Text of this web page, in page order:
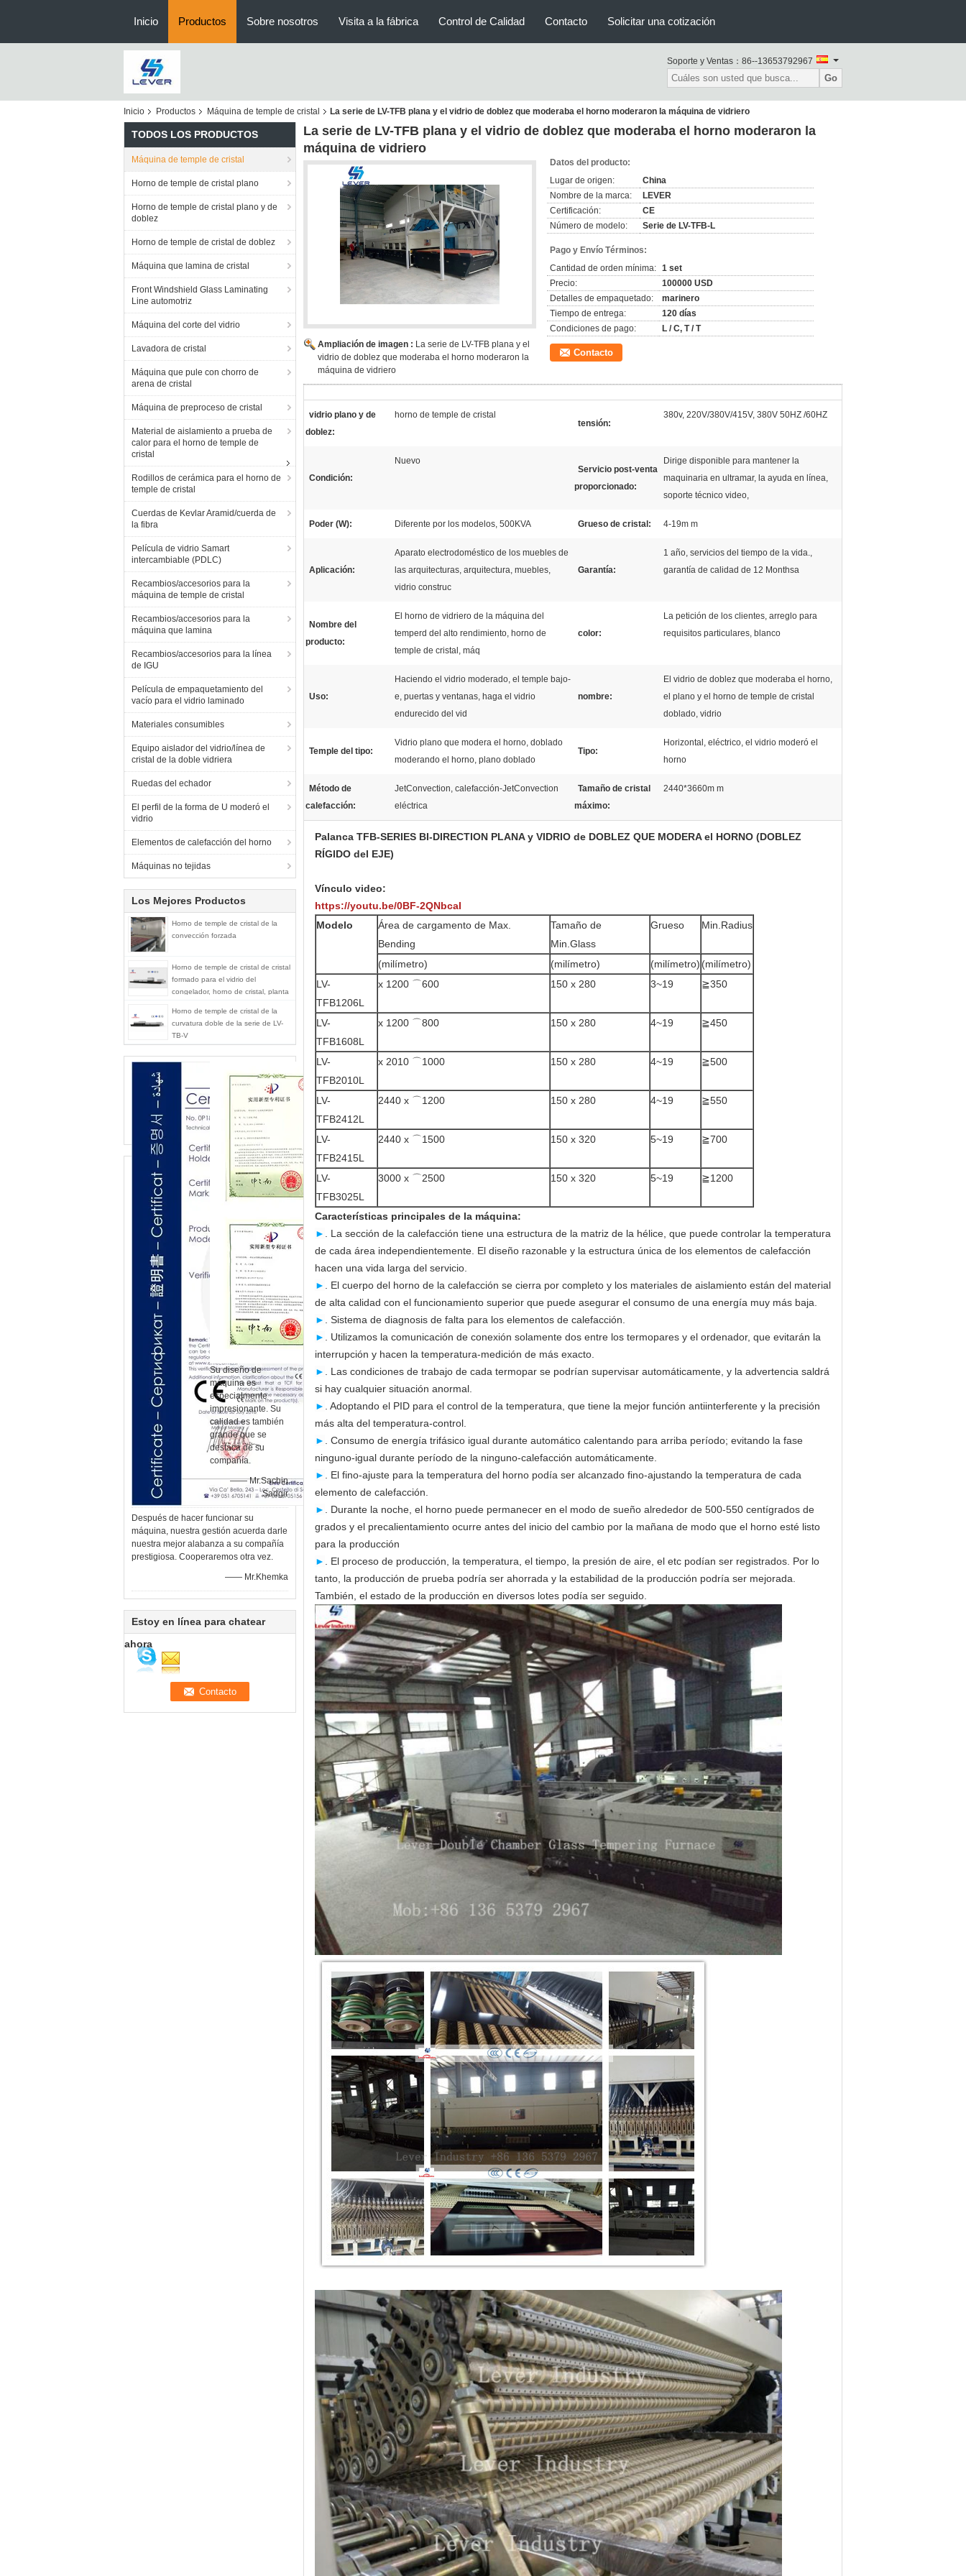
Inicio Productos Sobre nosotros Visita a la fábrica Control de Calidad Contacto Solicitar una cotización
Soporte y Ventas： 86--13653792967
Go
Inicio Productos Máquina de temple de cristal La serie de LV-TFB plana y el vidrio de doblez que moderaba el horno moderaron la máquina de vidriero
TODOS LOS PRODUCTOS
Máquina de temple de cristal
Horno de temple de cristal plano
Horno de temple de cristal plano y de
doblez
Horno de temple de cristal de doblez
Máquina que lamina de cristal
Front Windshield Glass Laminating
Line automotriz
Máquina del corte del vidrio
Lavadora de cristal
Máquina que pule con chorro de
arena de cristal
Máquina de preproceso de cristal
Material de aislamiento a prueba de
calor para el horno de temple de
cristal
Rodillos de cerámica para el horno de
temple de cristal
Cuerdas de Kevlar Aramid/cuerda de
la fibra
Película de vidrio Samart
intercambiable (PDLC)
Recambios/accesorios para la
máquina de temple de cristal
Recambios/accesorios para la
máquina que lamina
Recambios/accesorios para la línea
de IGU
Película de empaquetamiento del
vacío para el vidrio laminado
Materiales consumibles
Equipo aislador del vidrio/línea de
cristal de la doble vidriera
Ruedas del echador
El perfil de la forma de U moderó el
vidrio
Elementos de calefacción del horno
Máquinas no tejidas
Los Mejores Productos
Horno de temple de cristal de la
convección forzada
Horno de temple de cristal de cristal
formado para el vidrio del
congelador, horno de cristal, planta
Horno de temple de cristal de la
curvatura doble de la serie de LV-
TB-V
Su diseño de
máquina es
especialmente
impresionante. Su
calidad es también
grande que se
destaca de su
compañía.
—— Mr.Sachin
Sadgir
Después de hacer funcionar su
máquina, nuestra gestión acuerda darle
nuestra mejor alabanza a su compañía
prestigiosa. Cooperaremos otra vez.
—— Mr.Khemka
Estoy en línea para chatear
ahora
La serie de LV-TFB plana y el vidrio de doblez que moderaba el horno moderaron la
máquina de vidriero
Ampliación de imagen : La serie de LV-TFB plana y el
vidrio de doblez que moderaba el horno moderaron la
máquina de vidriero
Datos del producto:
Lugar de origen:
China
Nombre de la marca:
LEVER
Certificación:
CE
Número de modelo:
Serie de LV-TFB-L
Pago y Envío Términos:
Cantidad de orden mínima: 1 set
Precio:
100000 USD
Detalles de empaquetado:
marinero
Tiempo de entrega:
120 días
Condiciones de pago:
L / C, T / T
Contacto
vidrio plano y de
doblez:
horno de temple de cristal
tensión:
380v, 220V/380V/415V, 380V 50HZ /60HZ
Condición:
Nuevo
Servicio post-venta
proporcionado:
Dirige disponible para mantener la
maquinaria en ultramar, la ayuda en línea,
soporte técnico video,
Poder (W): Diferente por los modelos, 500KVA Grueso de cristal: 4-19m m
Aplicación:
Aparato electrodoméstico de los muebles de
las arquitecturas, arquitectura, muebles,
vidrio construc
Garantía:
1 año, servicios del tiempo de la vida.,
garantía de calidad de 12 Monthsa
Nombre del
producto:
El horno de vidriero de la máquina del
temperd del alto rendimiento, horno de
temple de cristal, máq
color:
La petición de los clientes, arreglo para
requisitos particulares, blanco
Uso:
Haciendo el vidrio moderado, el temple bajo-
e, puertas y ventanas, haga el vidrio
endurecido del vid
nombre:
El vidrio de doblez que moderaba el horno,
el plano y el horno de temple de cristal
doblado, vidrio
Temple del tipo:
Vidrio plano que modera el horno, doblado
moderando el horno, plano doblado
Tipo:
Horizontal, eléctrico, el vidrio moderó el
horno
Método de
calefacción:
JetConvection, calefacción-JetConvection
eléctrica
Tamaño de cristal
máximo:
2440*3660m m
Palanca TFB-SERIES BI-DIRECTION PLANA y VIDRIO de DOBLEZ QUE MODERA el HORNO (DOBLEZ
RÍGIDO del EJE)
Vínculo video:
https://youtu.be/0BF-2QNbcaI
Modelo
Área de cargamento de Max.
Bending
Tamaño de
Min.Glass
Grueso Min.Radius
(milímetro) (milímetro) (milímetro) (milímetro)
LV-
TFB1206L
x 1200 ⌒600 150 x 280 3~19 ≧350
LV-
TFB1608L
x 1200 ⌒800 150 x 280 4~19 ≧450
LV-
TFB2010L
x 2010 ⌒1000 150 x 280 4~19 ≧500
LV-
TFB2412L
2440 x ⌒1200 150 x 280 4~19 ≧550
LV-
TFB2415L
2440 x ⌒1500 150 x 320 5~19 ≧700
LV-
TFB3025L
3000 x ⌒2500 150 x 320 5~19 ≧1200
Características principales de la máquina:
►
. La sección de la calefacción tiene una estructura de la matriz de la hélice, que puede controlar la temperatura
de cada área independientemente. El diseño razonable y la estructura única de los elementos de calefacción
hacen una vida larga del servicio.
►
. El cuerpo del horno de la calefacción se cierra por completo y los materiales de aislamiento están del material
de alta calidad con el funcionamiento superior que puede asegurar el consumo de una energía muy más baja.
►
. Sistema de diagnosis de falta para los elementos de calefacción.
►
. Utilizamos la comunicación de conexión solamente dos entre los termopares y el ordenador, que evitarán la
interrupción y hacen la temperatura-medición de más exacto.
►
. Las condiciones de trabajo de cada termopar se podrían supervisar automáticamente, y la advertencia saldrá
si hay cualquier situación anormal.
►
. Adoptando el PID para el control de la temperatura, que tiene la mejor función antiinterferente y la precisión
más alta del temperatura-control.
►
. Consumo de energía trifásico igual durante automático calentando para arriba período; evitando la fase
ninguno-igual durante período de la ninguno-calefacción automáticamente.
►
. El fino-ajuste para la temperatura del horno podía ser alcanzado fino-ajustando la temperatura de cada
elemento de calefacción.
►
. Durante la noche, el horno puede permanecer en el modo de sueño alrededor de 500-550 centígrados de
grados y el precalientamiento ocurre antes del inicio del cambio por la mañana de modo que el horno esté listo
para la producción
►
. El proceso de producción, la temperatura, el tiempo, la presión de aire, el etc podían ser registrados. Por lo
tanto, la producción de prueba podría ser ahorrada y la estabilidad de la producción podría ser mejorada.
También, el estado de la producción en diversos lotes podía ser seguido.